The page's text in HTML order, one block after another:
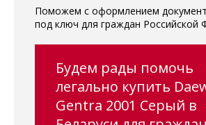
Поможем с оформлением
под ключ для граждан Российской
Будем рады помочь
легально купить
Gentra 2001 Серый в